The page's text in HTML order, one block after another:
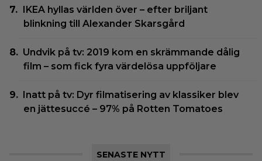
IKEA hyllas världen över – efter briljant
blinkning till Alexander Skarsgård
Undvik på tv: 2019 kom en skrämmande dålig
film – som fick fyra värdelösa uppföljare
Inatt på tv: Dyr filmatisering av klassiker blev
en jättesuccé – 97% på Rotten Tomatoes
SENASTE NYTT